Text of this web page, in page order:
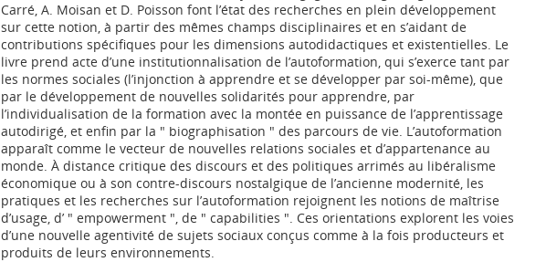
Carré, A. Moisan et D. Poisson font l’état des recherches en plein développement
sur cette notion, à partir des mêmes champs disciplinaires et en s’aidant de
contributions spécifiques pour les dimensions autodidactiques et existentielles. Le
livre prend acte d’une institutionnalisation de l’autoformation, qui s’exerce tant par
les normes sociales (l’injonction à apprendre et se développer par soi-même), que
par le développement de nouvelles solidarités pour apprendre, par
l’individualisation de la formation avec la montée en puissance de l’apprentissage
autodirigé, et enfin par la " biographisation " des parcours de vie. L’autoformation
apparaît comme le vecteur de nouvelles relations sociales et d’appartenance au
monde. À distance critique des discours et des politiques arrimés au libéralisme
économique ou à son contre-discours nostalgique de l’ancienne modernité, les
pratiques et les recherches sur l’autoformation rejoignent les notions de maîtrise
d’usage, d’ " empowerment ", de " capabilities ". Ces orientations explorent les voies
d’une nouvelle agentivité de sujets sociaux conçus comme à la fois producteurs et
produits de leurs environnements.